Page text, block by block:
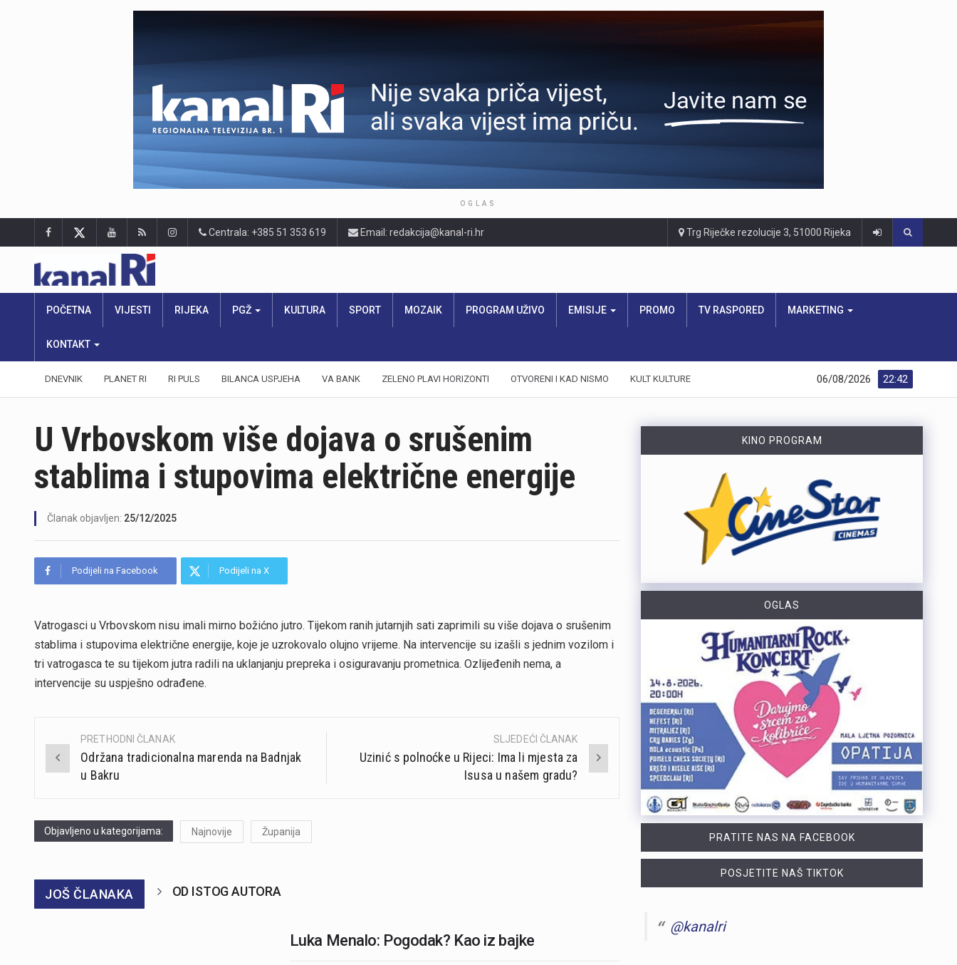
OGLAS
Centrala: +385 51 353 619 Email: redakcija@kanal-ri.hr Trg Riječke rezolucije 3, 51000 Rijeka
POČETNA VIJESTI RIJEKA PGŽ KULTURA SPORT MOZAIK PROGRAM UŽIVO EMISIJE PROMO TV RASPORED MARKETING
KONTAKT
DNEVNIK PLANET RI RI PULS BILANCA USPJEHA VA BANK ZELENO PLAVI HORIZONTI OTVORENI I KAD NISMO KULT KULTURE 22:42
06/08/2026
U Vrbovskom više dojava o srušenim
stablima i stupovima električne energije
Članak objavljen: 25/12/2025
Podijeli na Facebook Podijeli na X
Vatrogasci u Vrbovskom nisu imali mirno božićno jutro. Tijekom ranih jutarnjih sati zaprimili su više dojava o srušenim
stablima i stupovima električne energije, koje je uzrokovalo olujno vrijeme. Na intervencije su izašli s jednim vozilom i
tri vatrogasca te su tijekom jutra radili na uklanjanju prepreka i osiguravanju prometnica. Ozlijeđenih nema, a
intervencije su uspješno odrađene.
Post
navigation
PRETHODNI ČLANAK
Održana tradicionalna marenda na Badnjak
u Bakru
SLJEDEĆI ČLANAK
Uzinić s polnoćke u Rijeci: Ima li mjesta za
Isusa u našem gradu?
Objavljeno u kategorijama: Najnovije Županija
JOŠ ČLANAKA OD ISTOG AUTORA
Luka Menalo: Pogodak? Kao iz bajke
KINO PROGRAM
OGLAS
PRATITE NAS NA FACEBOOK
POSJETITE NAŠ TIKTOK
@kanalri